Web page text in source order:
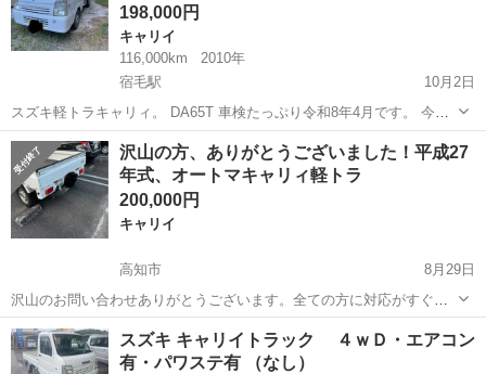
198,000円
キャリイ
116,000km
2010年
宿毛駅
10月2日
スズキ軽トラキャリィ。 DA65T 車検たっぷり令和8年4月です。 今年4
月に近所の中古車販売店で購入しました。 タイヤは購入時に2本新品
に交換しております。 4WDです。エアコン。パワステ。 走行距離、
中古車具合それなりで...
高知 宿毛市 宿毛駅 キャリイ SUZUKI
沢山の方、ありがとうございました！平成27
年式、オートマキャリィ軽トラ
200,000円
キャリイ
高知市
8月29日
沢山のお問い合わせありがとうございます。全ての方に対応がすぐに
できず、すみません。 オートマ車、走行約75000k位（多少増えます）
車検は令和7年4月まであります。 運転席ドアゆがみあり、大雨時には
少し中に入ります(*_*...
高知 高知市 キャリイ 軽トラ
スズキ キャリイトラック ４ｗＤ・エアコン
有・パワステ有 （なし）